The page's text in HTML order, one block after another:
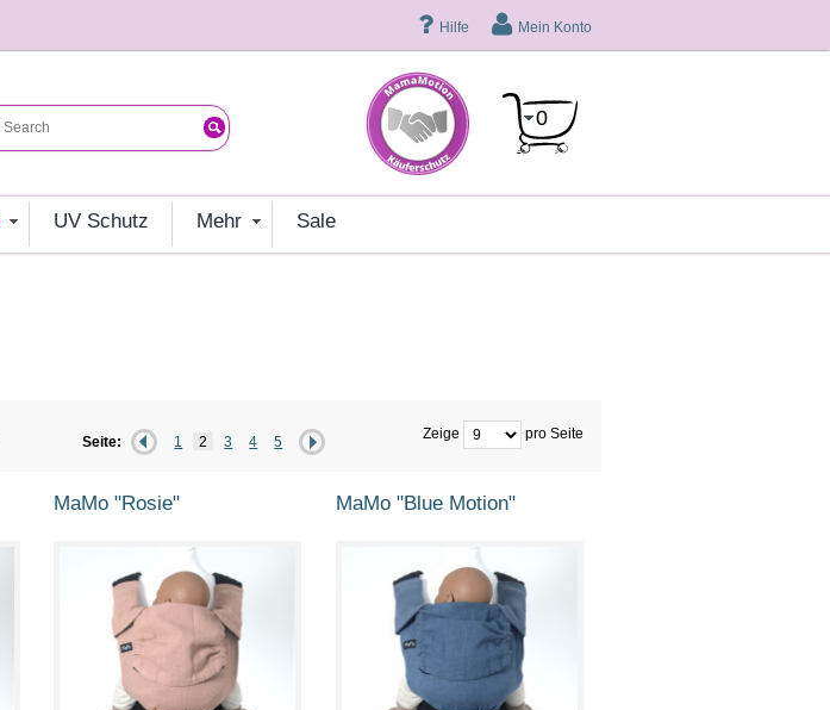
Hilfe Mein Konto
0
UV Schutz mehr sale
Zeige pro Seite
Seite: 1 2 3 4 5
MaMo "Rosie" MaMo "Blue Motion"